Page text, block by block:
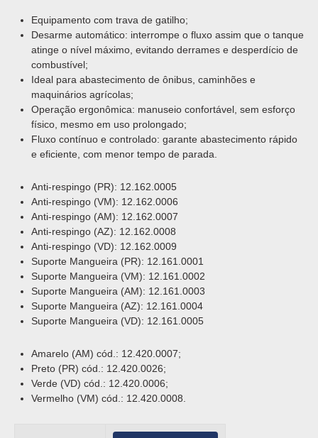
Equipamento com trava de gatilho;
Desarme automático: interrompe o fluxo assim que o tanque
atinge o nível máximo, evitando derrames e desperdício de
combustível;
Ideal para abastecimento de ônibus, caminhões e
maquinários agrícolas;
Operação ergonômica: manuseio confortável, sem esforço
físico, mesmo em uso prolongado;
Fluxo contínuo e controlado: garante abastecimento rápido
e eficiente, com menor tempo de parada.
Anti-respingo (PR): 12.162.0005
Anti-respingo (VM): 12.162.0006
Anti-respingo (AM): 12.162.0007
Anti-respingo (AZ): 12.162.0008
Anti-respingo (VD): 12.162.0009
Suporte Mangueira (PR): 12.161.0001
Suporte Mangueira (VM): 12.161.0002
Suporte Mangueira (AM): 12.161.0003
Suporte Mangueira (AZ): 12.161.0004
Suporte Mangueira (VD): 12.161.0005
Amarelo (AM) cód.: 12.420.0007;
Preto (PR) cód.: 12.420.0026;
Verde (VD) cód.: 12.420.0006;
Vermelho (VM) cód.: 12.420.0008.